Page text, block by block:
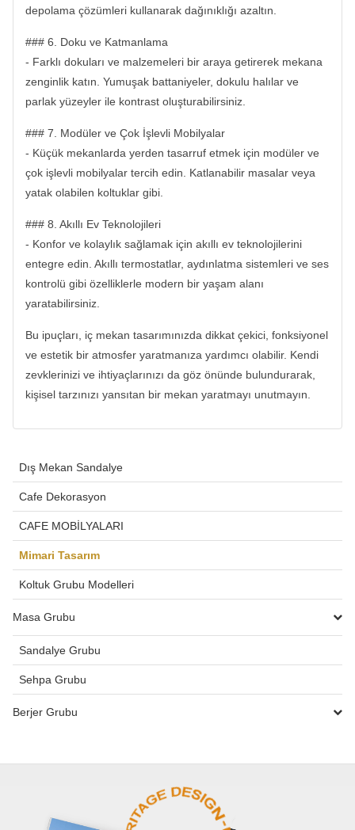
depolama çözümleri kullanarak dağınıklığı azaltın.
### 6. Doku ve Katmanlama
- Farklı dokuları ve malzemeleri bir araya getirerek mekana
zenginlik katın. Yumuşak battaniyeler, dokulu halılar ve
parlak yüzeyler ile kontrast oluşturabilirsiniz.
### 7. Modüler ve Çok İşlevli Mobilyalar
- Küçük mekanlarda yerden tasarruf etmek için modüler ve
çok işlevli mobilyalar tercih edin. Katlanabilir masalar veya
yatak olabilen koltuklar gibi.
### 8. Akıllı Ev Teknolojileri
- Konfor ve kolaylık sağlamak için akıllı ev teknolojilerini
entegre edin. Akıllı termostatlar, aydınlatma sistemleri ve ses
kontrolü gibi özelliklerle modern bir yaşam alanı
yaratabilirsiniz.
Bu ipuçları, iç mekan tasarımınızda dikkat çekici, fonksiyonel
ve estetik bir atmosfer yaratmanıza yardımcı olabilir. Kendi
zevklerinizi ve ihtiyaçlarınızı da göz önünde bulundurarak,
kişisel tarzınızı yansıtan bir mekan yaratmayı unutmayın.
Dış Mekan Sandalye
Cafe Dekorasyon
CAFE MOBİLYALARI
Mimari Tasarım
Koltuk Grubu Modelleri
Masa Grubu
Sandalye Grubu
Sehpa Grubu
Berjer Grubu